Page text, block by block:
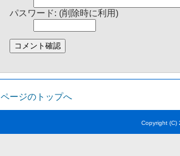
パスワード: (削除時に利用)
ページのトップへ
Copyright